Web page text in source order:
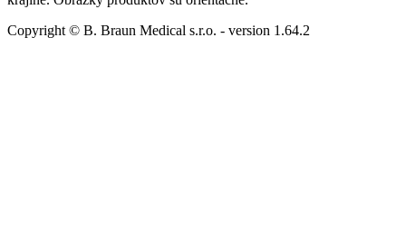
Copyright © B. Braun Medical s.r.o. - version 1.64.2